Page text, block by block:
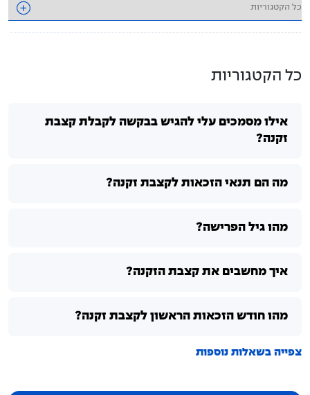
הר הכסף של משרד האוצר
כל הקטגוריות
אילו מסמכים עלי להגיש בבקשה לקבלת קצבת
זקנה?
מה הם תנאי הזכאות לקצבת זקנה?
מהו גיל הפרישה?
איך מחשבים את קצבת הזקנה?
מהו חודש הזכאות הראשון לקצבת זקנה?
צפייה בשאלות נוספות